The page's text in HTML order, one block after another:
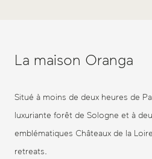
La maison Oranga
Situé à moins de deux heures de
luxuriante forêt de Sologne et à
emblématiques Châteaux de la
retreats.